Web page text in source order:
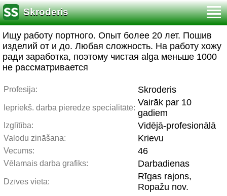
Skroderis
Ищу работу портного. Опыт более 20 лет. Пошив
изделий от и до. Любая сложность. На работу хожу
ради заработка, поэтому чистая alga меньше 1000
не рассматривается
Profesija: Skroderis
Iepriekš. darba pieredze specialitātē:
Vairāk par 10
gadiem
Izglītība: Vidējā-profesionālā
Valodu zināšana: Krievu
Vecums: 46
Vēlamais darba grafiks: Darbadienas
Dzīves vieta:
Rīgas rajons,
Ropažu nov.